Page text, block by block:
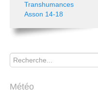
Transhumances
Asson 14-18
Rechercher
Météo